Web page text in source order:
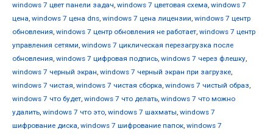
windows 7 цвет панели задач, windows 7 цветовая схема, windows 7
цена, windows 7 цена dns, windows 7 цена лицензии, windows 7 центр
обновления, windows 7 центр обновления не работает, windows 7 центр
управления сетями, windows 7 циклическая перезагрузка после
обновления, windows 7 цифровая подпись, windows 7 через флешку,
windows 7 черный экран, windows 7 черный экран при загрузке,
windows 7 чистая, windows 7 чистая сборка, windows 7 чистый образ,
windows 7 что будет, windows 7 что делать, windows 7 что можно
удалить, windows 7 что это, windows 7 шахматы, windows 7
шифрование диска, windows 7 шифрование папок, windows 7